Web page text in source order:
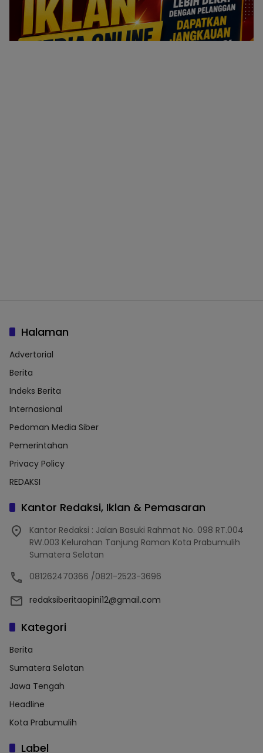
Halaman
Advertorial
Berita
Indeks Berita
Internasional
Pedoman Media Siber
Pemerintahan
Privacy Policy
REDAKSI
Kantor Redaksi, Iklan & Pemasaran
Kantor Redaksi : Jalan Basuki Rahmat No. 098 RT.004
RW.003 Kelurahan Tanjung Raman Kota Prabumulih
Sumatera Selatan
081262470366 /0821-2523-3696
redaksiberitaopini12@gmail.com
Kategori
Berita
Sumatera Selatan
Jawa Tengah
Headline
Kota Prabumulih
Label